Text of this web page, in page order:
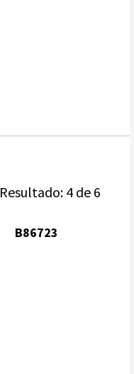
Resultado: 4 de 6
B86723